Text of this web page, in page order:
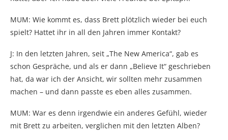
MUM: Wie kommt es, dass Brett plötzlich wieder bei euch
spielt? Hattet ihr in all den Jahren immer Kontakt?
J: In den letzten Jahren, seit „The New America“, gab es
schon Gespräche, und als er dann „Believe It“ geschrieben
hat, da war ich der Ansicht, wir sollten mehr zusammen
machen – und dann passte es eben alles zusammen.
MUM: War es denn irgendwie ein anderes Gefühl, wieder
mit Brett zu arbeiten, verglichen mit den letzten Alben?